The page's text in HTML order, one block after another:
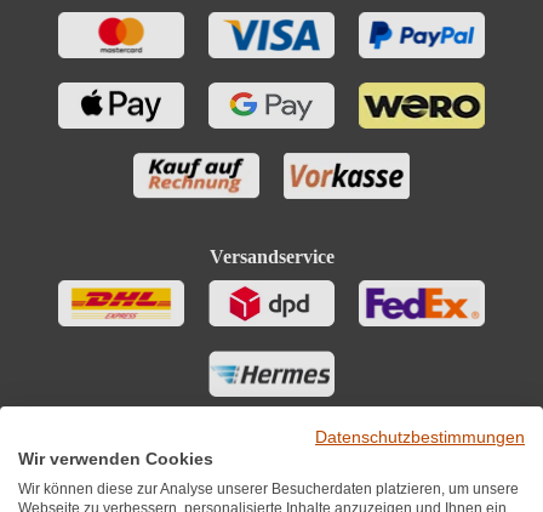
Versandservice
Datenschutzbestimmungen
Wir verwenden Cookies
Wir können diese zur Analyse unserer Besucherdaten platzieren, um unsere
Webseite zu verbessern, personalisierte Inhalte anzuzeigen und Ihnen ein